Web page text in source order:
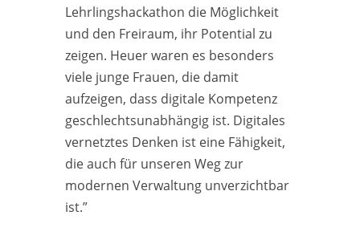
Lehrlingshackathon die Möglichkeit
und den Freiraum, ihr Potential zu
zeigen. Heuer waren es besonders
viele junge Frauen, die damit
aufzeigen, dass digitale Kompetenz
geschlechtsunabhängig ist. Digitales
vernetztes Denken ist eine Fähigkeit,
die auch für unseren Weg zur
modernen Verwaltung unverzichtbar
ist.”